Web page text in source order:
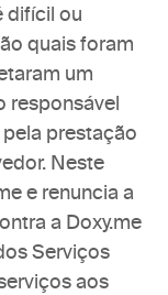
difícil ou
quais foram
um
responsável
prestação
Neste
e renuncia a
a Doxy.me
Serviços
aos